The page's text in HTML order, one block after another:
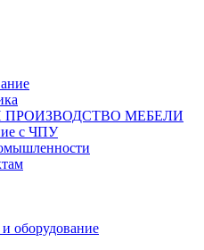
ПРОИЗВОДСТВО МЕБЕЛИ
с ЧПУ
оборудование